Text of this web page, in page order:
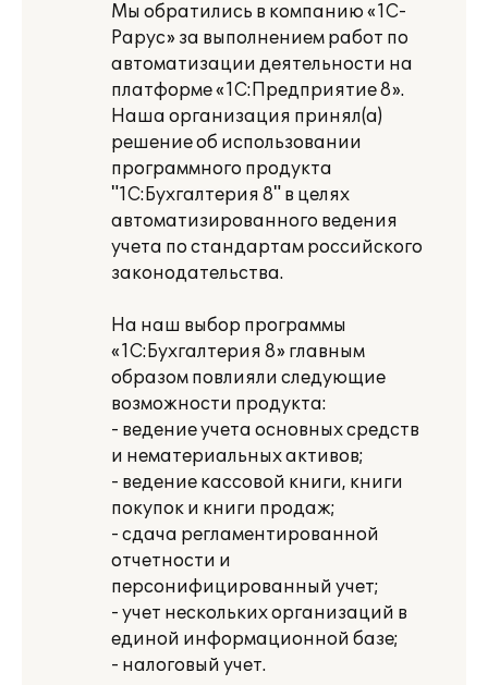
Мы обратились в компанию «1С-
Рарус» за выполнением работ по
автоматизации деятельности на
платформе «1С:Предприятие 8».
Наша организация принял(а)
решение об использовании
программного продукта
"1С:Бухгалтерия 8" в целях
автоматизированного ведения
учета по стандартам российского
законодательства.
На наш выбор программы
«1С:Бухгалтерия 8» главным
образом повлияли следующие
возможности продукта:
- ведение учета основных средств
и нематериальных активов;
- ведение кассовой книги, книги
покупок и книги продаж;
- сдача регламентированной
отчетности и
персонифицированный учет;
- учет нескольких организаций в
единой информационной базе;
- налоговый учет.